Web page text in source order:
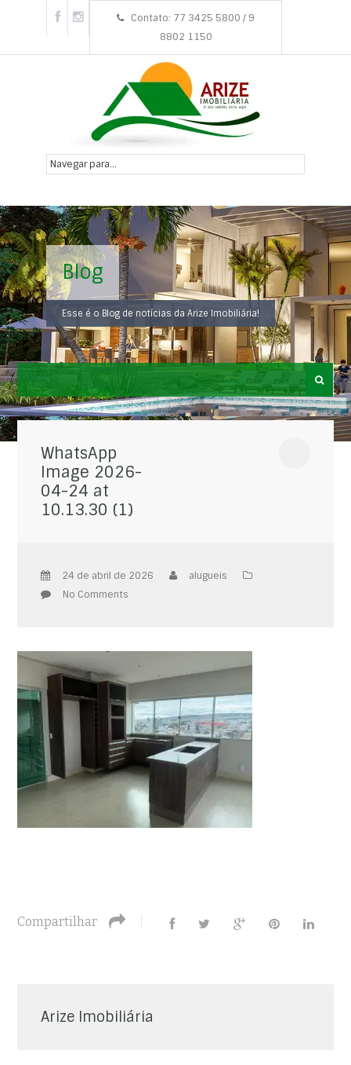
Contato: 77 3425 5800 / 9
8802 1150
Blog
Esse é o Blog de notícias da Arize Imobiliária!
WhatsApp
Image 2026-
04-24 at
10.13.30 (1)
24 de abril de 2026
alugueis
No Comments
Compartilhar
Arize Imobiliária